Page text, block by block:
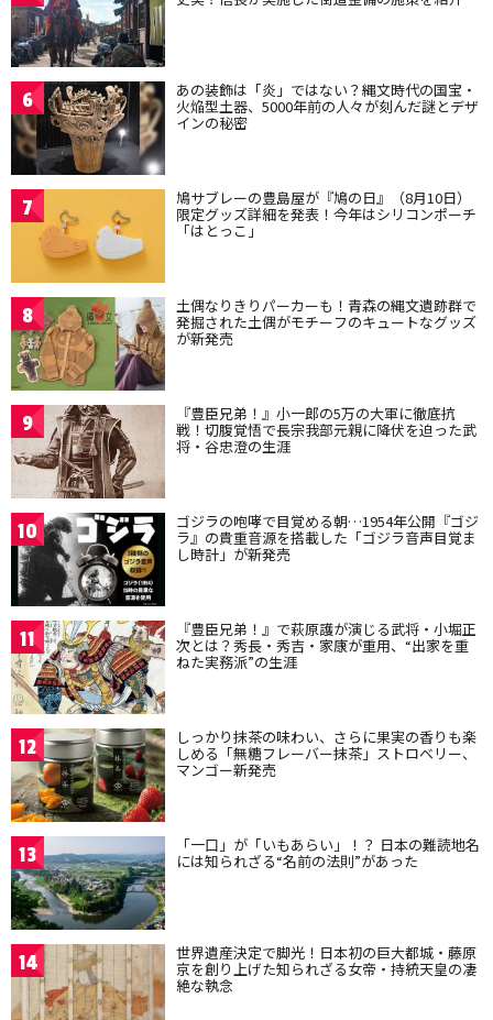
6 あの装飾は「炎」ではない？縄文時代の国宝・
火焔型土器、5000年前の人々が刻んだ謎とデザ
インの秘密
7 鳩サブレーの豊島屋が『鳩の日』（8月10日）
限定グッズ詳細を発表！今年はシリコンポーチ
「はとっこ」
8 土偶なりきりパーカーも！青森の縄文遺跡群で
発掘された土偶がモチーフのキュートなグッズ
が新発売
9 『豊臣兄弟！』小一郎の5万の大軍に徹底抗
戦！切腹覚悟で長宗我部元親に降伏を迫った武
将・谷忠澄の生涯
10 ゴジラの咆哮で目覚める朝…1954年公開『ゴジ
ラ』の貴重音源を搭載した「ゴジラ音声目覚ま
し時計」が新発売
11 『豊臣兄弟！』で萩原護が演じる武将・小堀正
次とは？秀長・秀吉・家康が重用、“出家を重
ねた実務派”の生涯
12 しっかり抹茶の味わい、さらに果実の香りも楽
しめる「無糖フレーバー抹茶」ストロベリー、
マンゴー新発売
13 「一口」が「いもあらい」！？ 日本の難読地名
には知られざる“名前の法則”があった
14 世界遺産決定で脚光！日本初の巨大都城・藤原
京を創り上げた知られざる女帝・持統天皇の凄
絶な執念